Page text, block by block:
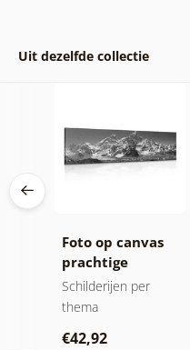
Uit dezelfde collectie
Foto op canvas
prachtige
bergtop in zwart-
wit
Schilderijen per
thema
€42,92